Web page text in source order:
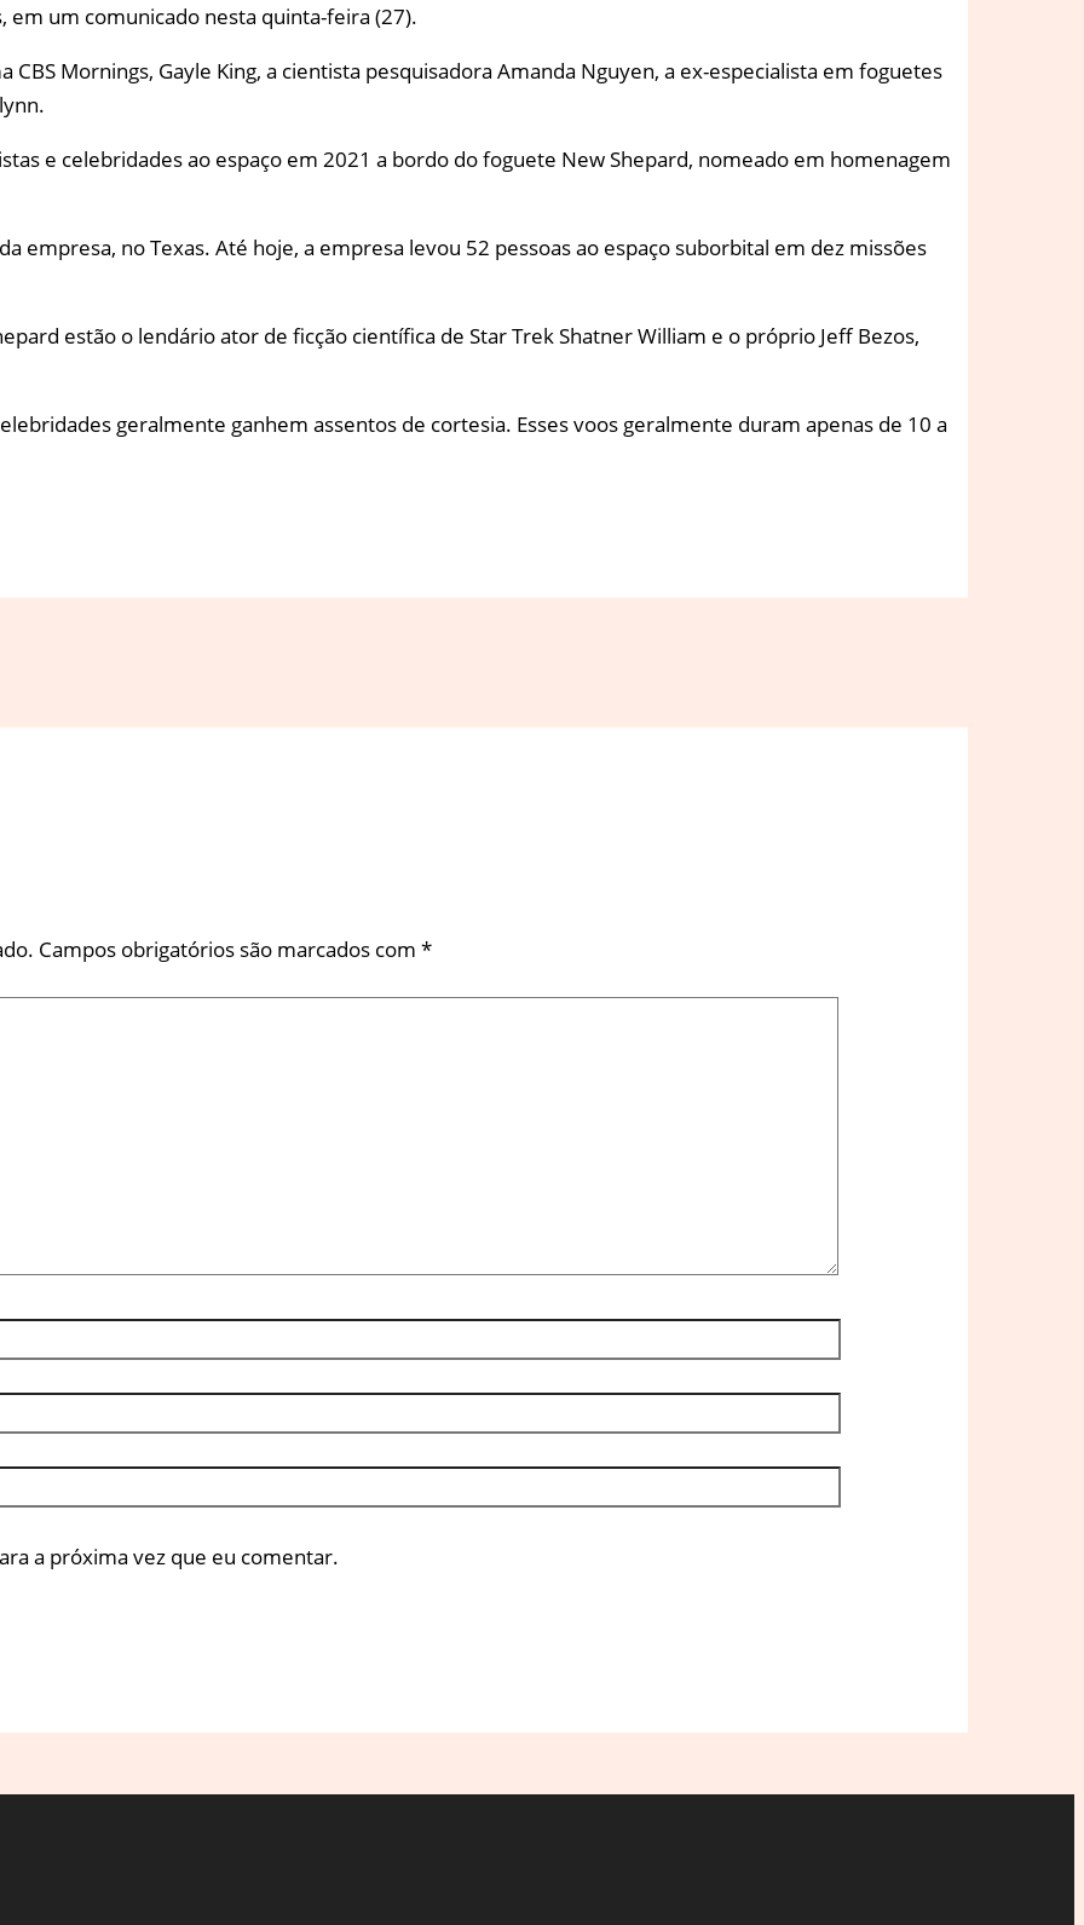
em um comunicado nesta quinta-feira (27).
Mornings, Gayle King, a cientista pesquisadora Amanda Nguyen, a ex-especialista em foguetes
e celebridades ao espaço em 2021 a bordo do foguete New Shepard, nomeado em homenagem
empresa, no Texas. Até hoje, a empresa levou 52 pessoas ao espaço suborbital em dez missões
estão o lendário ator de ficção científica de Star Trek Shatner William e o próprio Jeff Bezos,
geralmente ganhem assentos de cortesia. Esses voos geralmente duram apenas de 10 a
Campos obrigatórios são marcados com*
a próxima vez que eu comentar.